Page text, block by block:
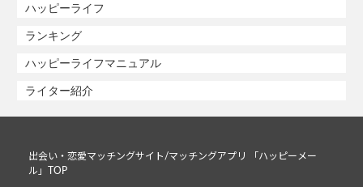
ハッピーライフ
ランキング
ハッピーライフマニュアル
ライター紹介
出会い・恋愛マッチングサイト/マッチングアプリ 「ハッピーメー
ル」TOP